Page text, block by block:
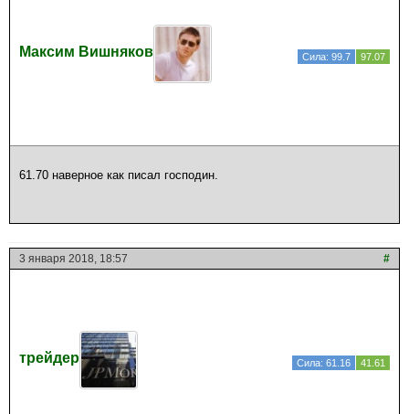
Максим Вишняков Сила: 99.7 97.07
61.70 наверное как писал господин.
3 января 2018, 18:57 #
трейдер Сила: 61.16 41.61